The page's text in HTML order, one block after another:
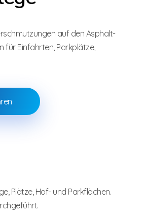
auf den Asphalt-
für Einfahrten, Parkplätze,
Plätze, Hof- und Parkflächen.